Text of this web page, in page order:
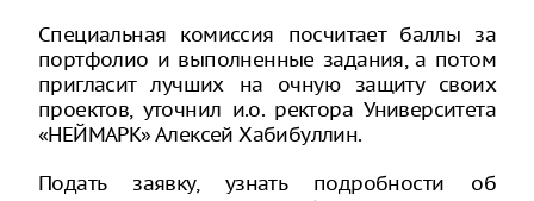
Специальная комиссия посчитает баллы за
портфолио и выполненные задания, а потом
пригласит лучших на очную защиту своих
проектов, уточнил и.о. ректора Университета
«НЕЙМАРК» Алексей Хабибуллин.
Подать заявку, узнать подробности об